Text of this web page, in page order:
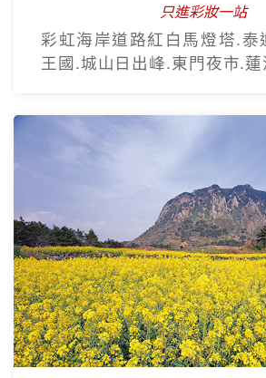
只進彩妝一站
彩虹海岸道路紅白馬燈塔.泰
王國.城山日出峰.東門夜市.